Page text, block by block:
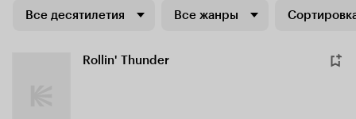
Все десятилетия Все жанры
Rollin' Thunder